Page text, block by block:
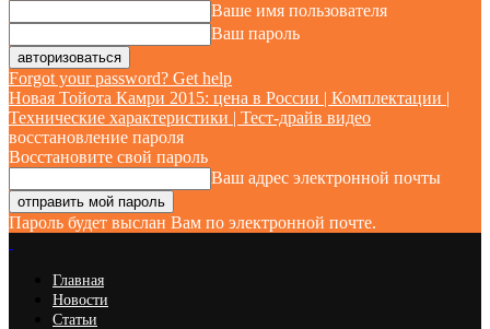
Ваше имя пользователя
Ваш пароль
Forgot your password? Get help
Новая Тойота Камри 2015: цена в России | Комплектации |
Технические характеристики | Тест-драйв видео
восстановление пароля
Восстановите свой пароль
Ваш адрес электронной почты
Пароль будет выслан Вам по электронной почте.
Главная
Новости
Статьи